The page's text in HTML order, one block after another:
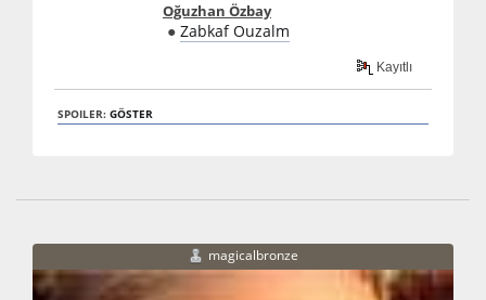
Oğuzhan Özbay
● Zabkaf Ouzalm
Kayıtlı
SPOILER: GÖSTER
magicalbronze